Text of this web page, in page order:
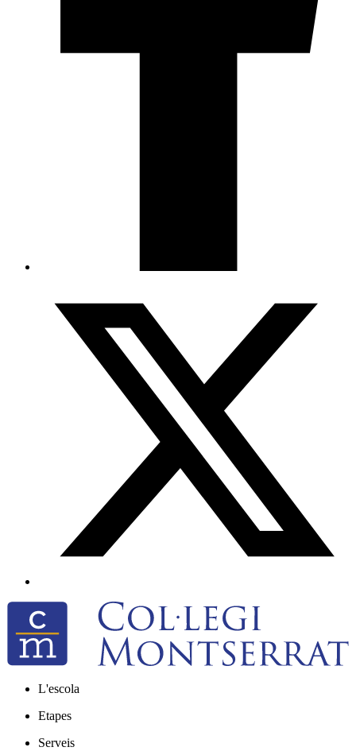
L'escola
Etapes
Serveis